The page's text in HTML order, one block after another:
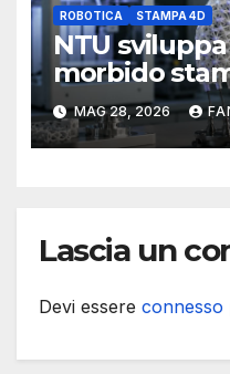
ROBOTICA STAMPA 4D
NTU
morbido
percepisce
MAG 28, 2026
Lascia un
Devi essere connesso